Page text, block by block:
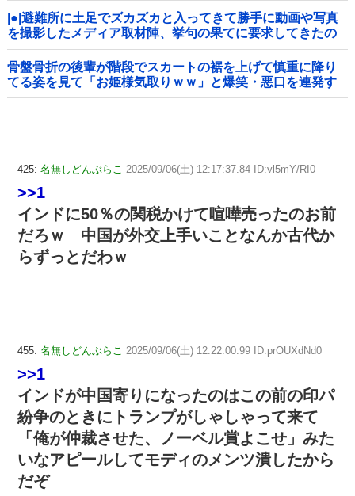
|●|避難所に土足でズカズカと入ってきて勝手に動画や写真
を撮影したメディア取材陣、挙句の果てに要求してきたの
は……
骨盤骨折の後輩が階段でスカートの裾を上げて慎重に降り
てる姿を見て「お姫様気取りｗｗ」と爆笑・悪口を連発す
る社内彼女！事故背景を知りながらマウントと嫉妬で嘲笑
425: 名無しどんぶらこ 2025/09/06(土) 12:17:37.84 ID:vl5mY/RI0
>>1
インドに50％の関税かけて喧嘩売ったのお前
だろｗ 中国が外交上手いことなんか古代か
らずっとだわｗ
455: 名無しどんぶらこ 2025/09/06(土) 12:22:00.99 ID:prOUXdNd0
>>1
インドが中国寄りになったのはこの前の印パ
紛争のときにトランプがしゃしゃって来て
「俺が仲裁させた、ノーベル賞よこせ」みた
いなアピールしてモディのメンツ潰したから
だぞ